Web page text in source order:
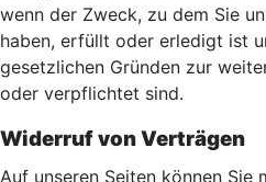
wenn der Zweck, zu dem Sie
haben, erfüllt oder erledigt ist
gesetzlichen Gründen zur
oder verpflichtet sind.
Widerruf von Verträgen
Auf unseren Seiten können Sie